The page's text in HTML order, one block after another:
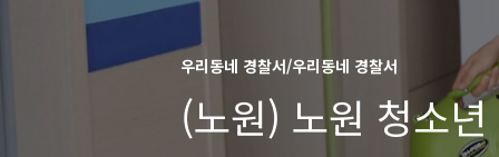
우리동네 경찰서/우리동네 경찰서
(노원) 노원 청소